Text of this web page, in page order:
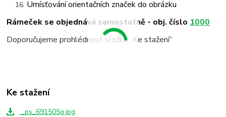
Umísťování orientačních značek do obrázku
Rámeček se objednává samostatně - obj. číslo 1000
Doporučujeme prohlédnout složku „Ke stažení“
Ke stažení
_ps_691505g.jpg